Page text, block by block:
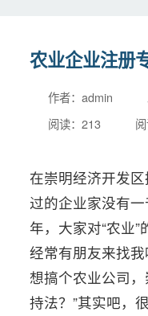
农业企业注册
作者：admin
阅读：213
在崇明经济开发
过的企业家没有
年，大家对“农业”
经常有朋友来找
想搞个农业公司
持法？”其实吧，